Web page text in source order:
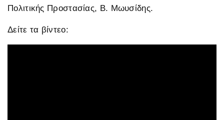
Πολιτικής Προστασίας, Β. Μωυσίδης.
Δείτε τα βίντεο: